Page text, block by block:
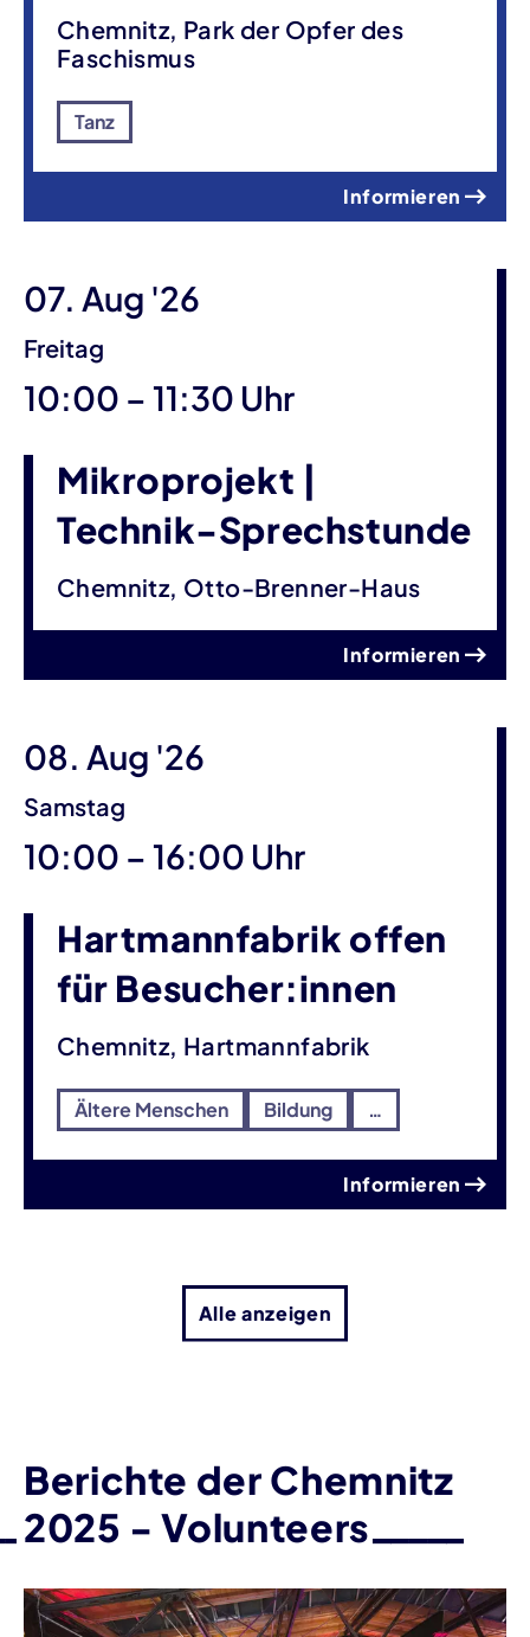
Chemnitz, Park der Opfer des
Faschismus
Tanz
Informieren
07. Aug '26
Freitag
10:00 – bis
11:30 Uhr
Mikroprojekt |
Technik-Sprechstunde
Chemnitz, Otto-Brenner-Haus
Informieren
08. Aug '26
Samstag
10:00 – bis
16:00 Uhr
Hartmannfabrik offen
für Besucher:innen
Chemnitz, Hartmannfabrik
Ältere Menschen Bildung …
Informieren
Alle anzeigen
Berichte der Chemnitz
2025 - Volunteers